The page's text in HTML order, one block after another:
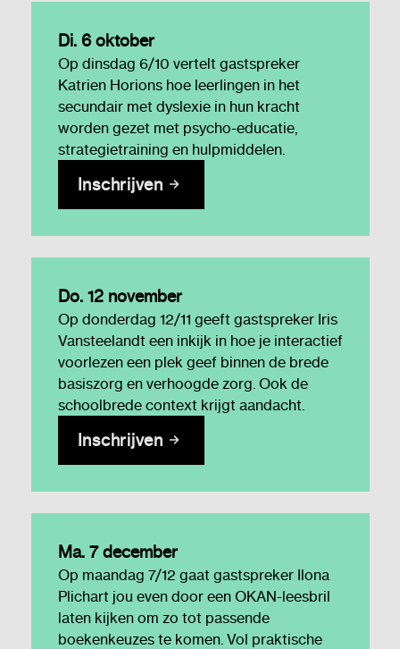
Di. 6 oktober
Op dinsdag 6/10 vertelt gastspreker
Katrien Horions hoe leerlingen in het
secundair met dyslexie in hun kracht
worden gezet met psycho-educatie,
strategietraining en hulpmiddelen.
Inschrijven
Do. 12 november
Op donderdag 12/11 geeft gastspreker Iris
Vansteelandt een inkijk in hoe je interactief
voorlezen een plek geef binnen de brede
basiszorg en verhoogde zorg. Ook de
schoolbrede context krijgt aandacht.
Inschrijven
Ma. 7 december
Op maandag 7/12 gaat gastspreker Ilona
Plichart jou even door een OKAN-leesbril
laten kijken om zo tot passende
boekenkeuzes te komen. Vol praktische